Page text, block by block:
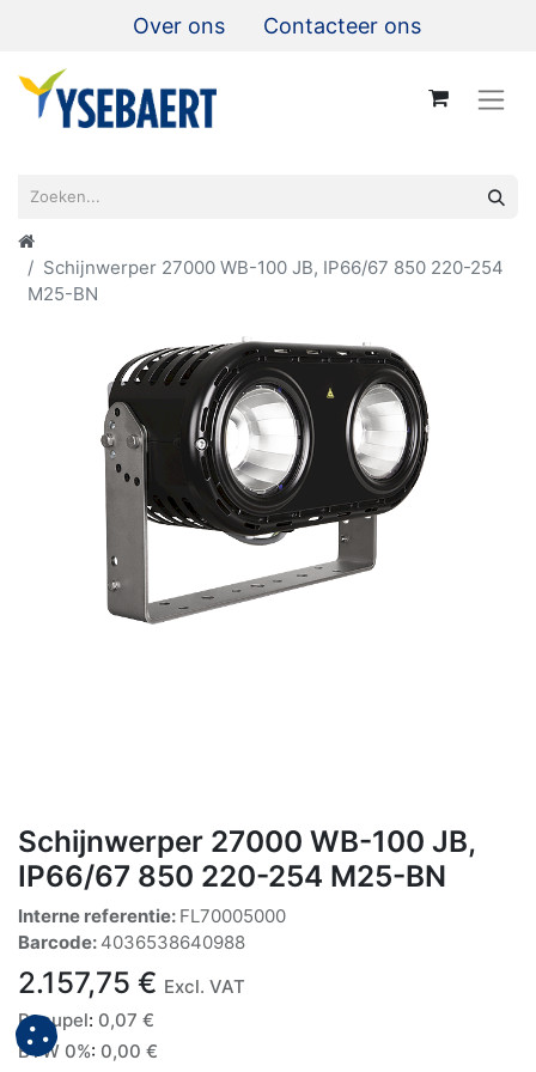
Over ons Contacteer ons
Schijnwerper 27000 WB-100 JB, IP66/67 850 220-254
M25-BN
Schijnwerper 27000 WB-100 JB,
IP66/67 850 220-254 M25-BN
Interne referentie: FL70005000
Barcode: 4036538640988
2.157,75 € Excl. VAT
Recupel: 0,07 €
BTW 0%: 0,00 €